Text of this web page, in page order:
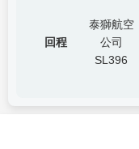
回程
泰獅航空
公司
SL396